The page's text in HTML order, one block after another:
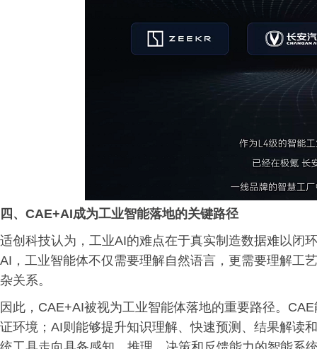
四、 CAE+AI成为工业智能落地的关键路径
适创科技认为，工业AI的难点在于真实制造数据难以闭
AI，工业智能体不仅需要理解自然语言，更需要理解工
杂关系。
因此，CAE+AI被视为工业智能体落地的重要路径。
证环境；AI则能够提升知识理解、快速预测、结果解读